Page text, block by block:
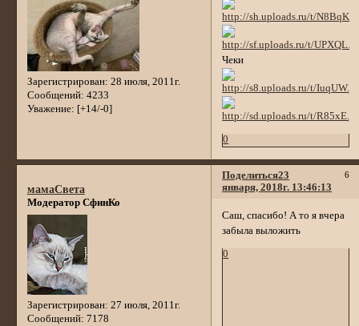
Зарегистрирован: 28 июля, 2011г.
Сообщений: 4233
Уважение: [+14/-0]
Чеки
0
Поделиться 6
23
января, 2018г. 13:46:13
мамаСвета
Модератор СфинКо
Зарегистрирован: 27 июля, 2011г.
Сообщений: 7178
Саш, спасибо! А то я вчера
забыла выложить
0